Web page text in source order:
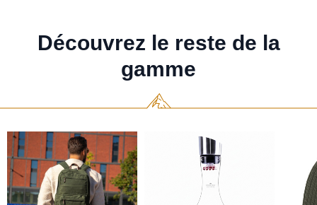
Découvrez le reste de la
gamme